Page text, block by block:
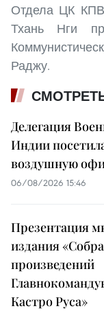
Отдела ЦК КПВ
Тхань Нги
Раджу.
Делегация
Индии
воздушную
06/08/2026 15:46
Презентация
издания
произведений
Кастро Руса»